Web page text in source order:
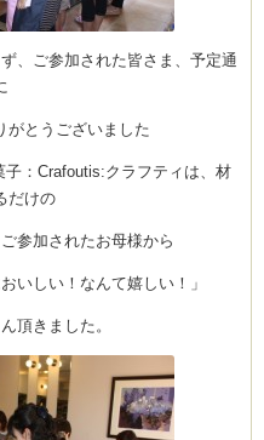
、ご参加された皆さま、予定通
がとうございました
：Crafoutis:クラフティは、材
だけの
参加されたお母様から
いしい！なんて嬉しい！」
頂きました。